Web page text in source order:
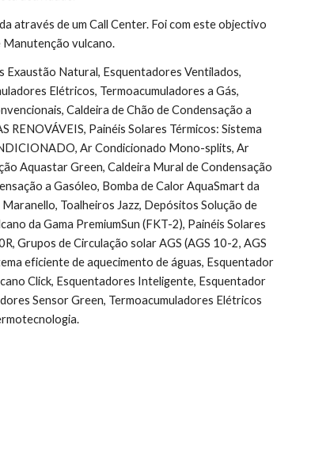
através de um Call Center. Foi com este objectivo
vulcano.
Elétricos, Termoacumuladores a Gás,
Caldeira de Chão de Condensação a
RENOVÁVEIS, Painéis Solares Térmicos: Sistema
Ar Condicionado Mono-splits, Ar
Aquastar Green, Caldeira Mural de Condensação
a Gasóleo, Bomba de Calor AquaSmart da
Toalheiros Jazz, Depósitos Solução de
da Gama PremiumSun (FKT-2), Painéis Solares
Grupos de Circulação solar AGS (AGS 10-2, AGS
eficiente de aquecimento de águas, Esquentador
Click, Esquentadores Inteligente, Esquentador
Sensor Green, Termoacumuladores Elétricos